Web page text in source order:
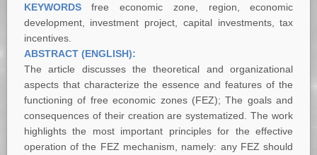
KEYWORDSfree economic zone, region, economic
development, investment project, capital investments, tax
incentives.
ABSTRACT (ENGLISH):
The article discusses the theoretical and organizational
aspects that characterize the essence and features of the
functioning of free economic zones (FEZ); The goals and
consequences of their creation are systematized. The work
highlights the most important principles for the effective
operation of the FEZ mechanism, namely: any FEZ should